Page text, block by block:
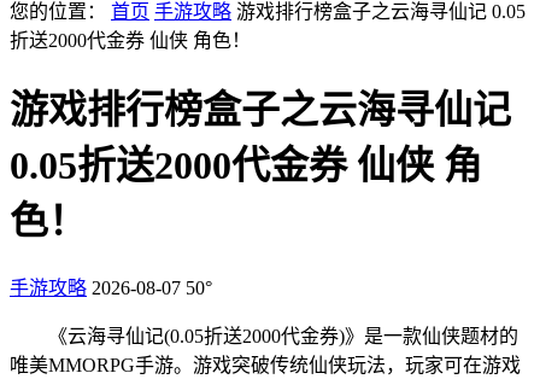
您的位置：
首页 手游攻略 游戏排行榜盒子之云海寻仙记 0.05
折送2000代金券 仙侠 角色！
游戏排行榜盒子之云海寻仙记
0.05折送2000代金券 仙侠 角
色！
手游攻略 2026-08-07 50°
《云海寻仙记(0.05折送2000代金券)》是一款仙侠题材的
唯美MMORPG手游。游戏突破传统仙侠玩法，玩家可在游戏